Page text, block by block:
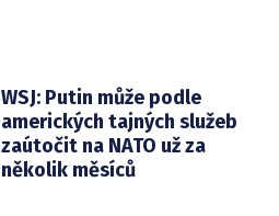
WSJ: Putin může podle
amerických tajných služeb
zaútočit na NATO už za
několik měsíců